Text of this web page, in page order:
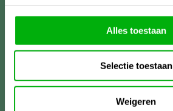
Alles toestaan
Selectie toestaan
Weigeren
Meer informatie?
Unigarden
2153PH Nieuw-Vennep
Kom langs of bel voor meer informatie: